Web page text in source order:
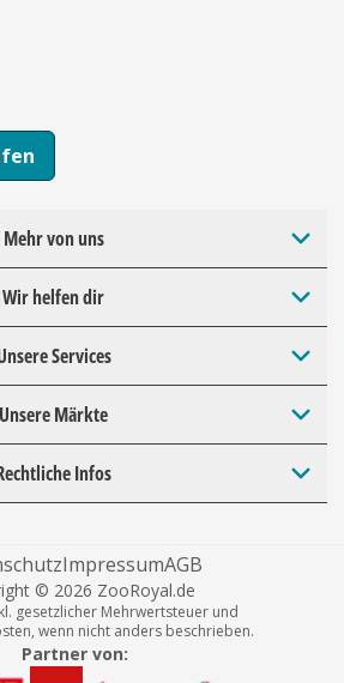
Mehr von uns
Wir helfen dir
Services
Unsere Märkte
Infos
ImpressumAGB
© 2026 ZooRoyal.de
gesetzlicher Mehrwertsteuer und
wenn nicht anders beschrieben.
Partner von: